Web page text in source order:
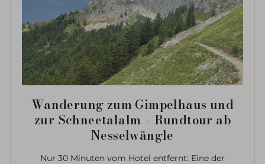
Wanderung zum Gimpelhaus und
zur Schneetalalm – Rundtour ab
Nesselwängle
Nur 30 Minuten vom Hotel entfernt: Eine der